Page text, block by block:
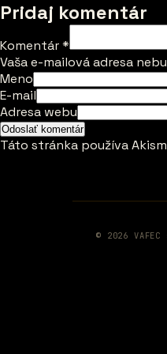
Pridaj komentár
Komentár*
Vaša e-mailová adresa
Meno
E-mail
Adresa webu
Táto stránka používa
© 2026